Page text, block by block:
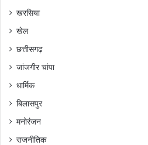
खरसिया
खेल
छत्तीसगढ़
जांजगीर चांपा
धार्मिक
बिलासपुर
मनोरंजन
राजनीतिक